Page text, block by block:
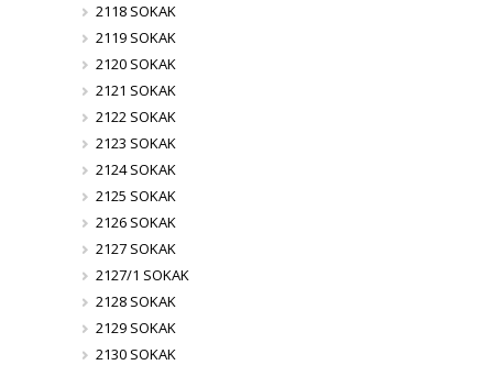
2118 SOKAK
2119 SOKAK
2120 SOKAK
2121 SOKAK
2122 SOKAK
2123 SOKAK
2124 SOKAK
2125 SOKAK
2126 SOKAK
2127 SOKAK
2127/1 SOKAK
2128 SOKAK
2129 SOKAK
2130 SOKAK